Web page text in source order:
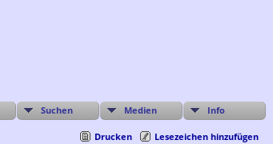
Suchen Medien Info
Drucken Lesezeichen hinzufügen